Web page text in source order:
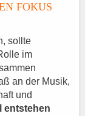
FOKUS
sollte
im
an der Musik,
und
entstehen